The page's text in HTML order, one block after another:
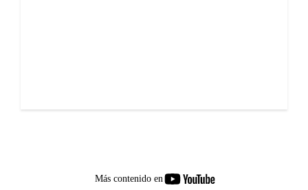
Más contenido en
youtube-